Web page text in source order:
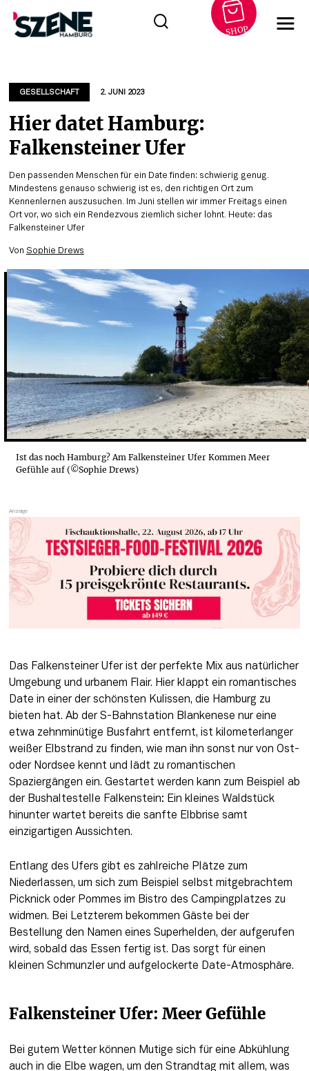
springen
SHOP
GESELLSCHAFT 2. JUNI 2023
Hier datet Hamburg:
Falkensteiner Ufer
Den passenden Menschen für ein Date finden: schwierig genug.
Mindestens genauso schwierig ist es, den richtigen Ort zum
Kennenlernen auszusuchen. Im Juni stellen wir immer Freitags einen
Ort vor, wo sich ein Rendezvous ziemlich sicher lohnt. Heute: das
Falkensteiner Ufer
Von Sophie Drews
Ist das noch Hamburg? Am Falkensteiner Ufer Kommen Meer
Gefühle auf (©Sophie Drews)
Das Falkensteiner Ufer ist der perfekte Mix aus natürlicher
Umgebung und urbanem Flair. Hier klappt ein romantisches
Date in einer der schönsten Kulissen, die Hamburg zu
bieten hat. Ab der S-Bahnstation Blankenese nur eine
etwa zehnminütige Busfahrt entfernt, ist kilometerlanger
weißer Elbstrand zu finden, wie man ihn sonst nur von Ost-
oder Nordsee kennt und lädt zu romantischen
Spaziergängen ein. Gestartet werden kann zum Beispiel ab
der Bushaltestelle Falkenstein: Ein kleines Waldstück
hinunter wartet bereits die sanfte Elbbrise samt
einzigartigen Aussichten.
Entlang des Ufers gibt es zahlreiche Plätze zum
Niederlassen, um sich zum Beispiel selbst mitgebrachtem
Picknick oder Pommes im Bistro des Campingplatzes zu
widmen. Bei Letzterem bekommen Gäste bei der
Bestellung den Namen eines Superhelden, der aufgerufen
wird, sobald das Essen fertig ist. Das sorgt für einen
kleinen Schmunzler und aufgelockerte Date-Atmosphäre.
Falkensteiner Ufer: Meer Gefühle
Bei gutem Wetter können Mutige sich für eine Abkühlung
auch in die Elbe wagen, um den Strandtag mit allem, was